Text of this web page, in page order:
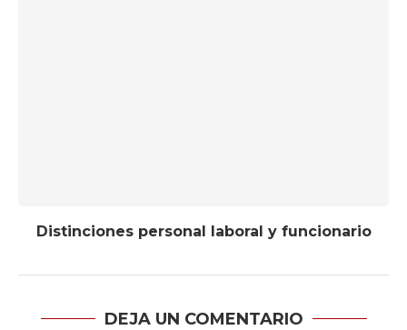
Distinciones personal laboral y funcionario
DEJA UN COMENTARIO